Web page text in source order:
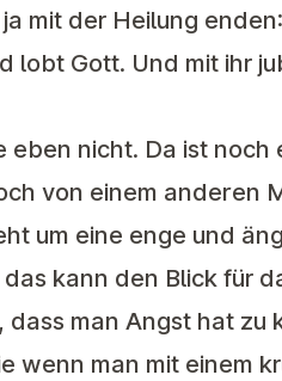
mit der Heilung
lobt Gott. Und mit ihr
eben nicht. Da ist
von einem anderen
um eine enge und
kann den Blick für
man Angst hat zu
wenn man mit einem